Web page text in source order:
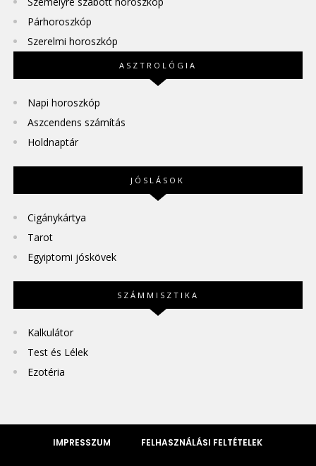
Párhoroszkóp
Szerelmi horoszkóp
ASZTROLÓGIA
Napi horoszkóp
Aszcendens számítás
Holdnaptár
JÓSLÁSOK
Cigánykártya
Tarot
Egyiptomi jóskövek
SZÁMMISZTIKA
Kalkulátor
Test és Lélek
Ezotéria
IMPRESSZUM FELHASZNÁLÁSI FELTÉTELEK